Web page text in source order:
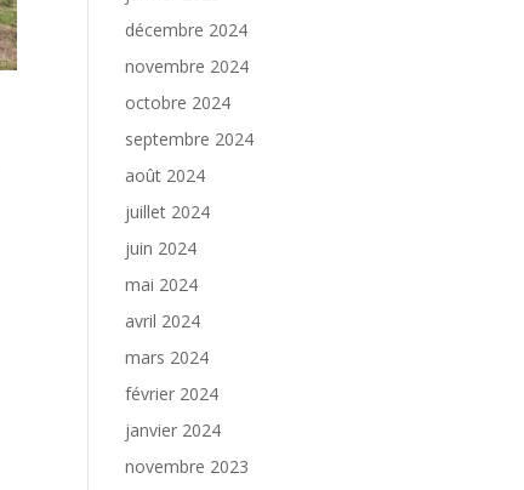
décembre 2024
novembre 2024
octobre 2024
septembre 2024
août 2024
juillet 2024
juin 2024
mai 2024
avril 2024
mars 2024
février 2024
janvier 2024
novembre 2023